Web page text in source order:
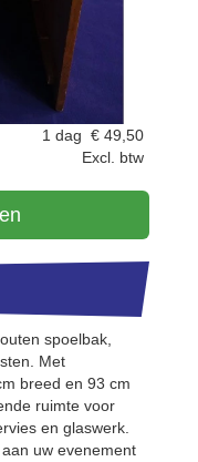
1 dag € 49,50
Excl. btw
spoelbak,
Met
breed en 93 cm
ruimte voor
en glaswerk.
uw evenement